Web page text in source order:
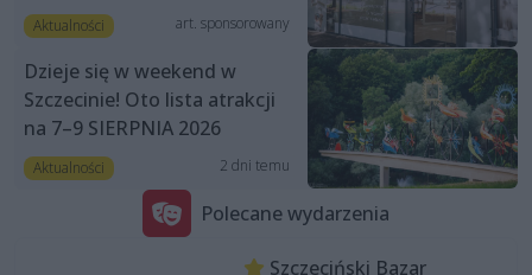
Aktualności art. sponsorowany
Dzieje się w weekend w
Szczecinie! Oto lista atrakcji
na 7–9 SIERPNIA 2026
Aktualności 2 dni temu
Polecane wydarzenia
Szczeciński Bazar